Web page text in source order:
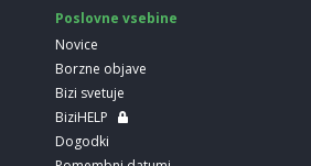
Poslovne vsebine
Novice
Borzne objave
Bizi svetuje
BiziHELP
Dogodki